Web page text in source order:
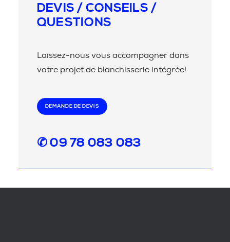
DEVIS / CONSEILS /
QUESTIONS
Laissez-nous vous accompagner dans
votre projet de blanchisserie intégrée!
DEMANDE DE DEVIS
✆ 09 78 083 083